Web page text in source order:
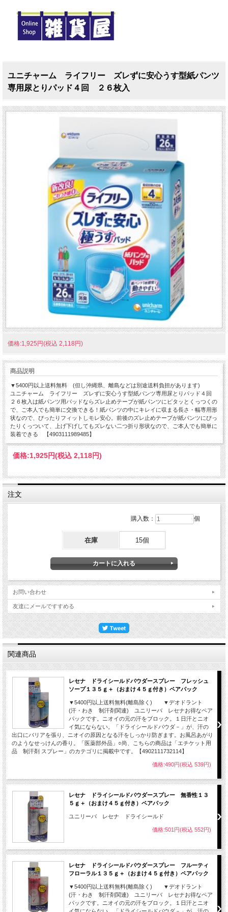
ユニチャーム ライフリー ズレずに安心うす型紙パンツ
専用尿とりパッド４回 ２６枚入
価格:1,925円(税込 2,118円)
商品説明
▼5400円以上送料無料 (但し沖縄県、離島などは別途送料負担があります)
ユニチャーム ライフリー ズレずに安心うす型紙パンツ専用尿とりパッド４回
２６枚入は紙パンツ用パッドならズレ止めテープが紙パンツにピタッとくっつくの
で、ご本人でも簡単に交換できる！紙パンツの中にキレイに収まる長さ・幅専用形
状なので、ぴったりフィットしモレ安心。前後のズレ止めテープが紙パンツにぴっ
たりくっついて、上げ下げしてもズレない二つ折り形状なので、ご本人でも簡単に
装着できる 【4903111989485】
価格:1,925円(税込 2,118円)
注文
購入数： 個
在庫 15個
お問い合わせ
友達にメールですすめる
関連商品
レセナ ドライシールドパウダースプレー フレッシュ
ソープ１３５ｇ＋（おまけ４５ｇ付き）ペアパック
▼5400円以上送料無料(離島除く) ▼デオドラント
(汗・わき 制汗剤関連) ユニリーバ レセナお得なペア
パックです。ニオイの元の汗をブロック。１日汗とニオ
イ気にならない。「ドライシールドパウダ－」が、汗の
出口にバリアを張り、ニオイの原因となる汗をしっかり防ぎます。お風呂あがり
のようなせっけんの香り。「医薬部外品」○尚、こちらの商品は「エチケット用
品 制汗剤 スプレー」のカテゴリに掲載中です。【4902111732114】
価格:490円(税込 539円)
レセナ ドライシールドパウダースプレー 無香性１３
５ｇ＋（おまけ４５ｇ付き）ペアパック
ユニリーバ レセナ ドライシールド
価格:501円(税込 552円)
レセナ ドライシールドパウダースプレー フルーティ
フローラル１３５ｇ＋（おまけ４５ｇ付き）ペアパック
▼5400円以上送料無料(離島除く) ▼デオドラント
(汗・わき 制汗剤関連) ユニリーバ レセナお得なペア
パックです。ニオイの元の汗をブロック。１日汗とニオ